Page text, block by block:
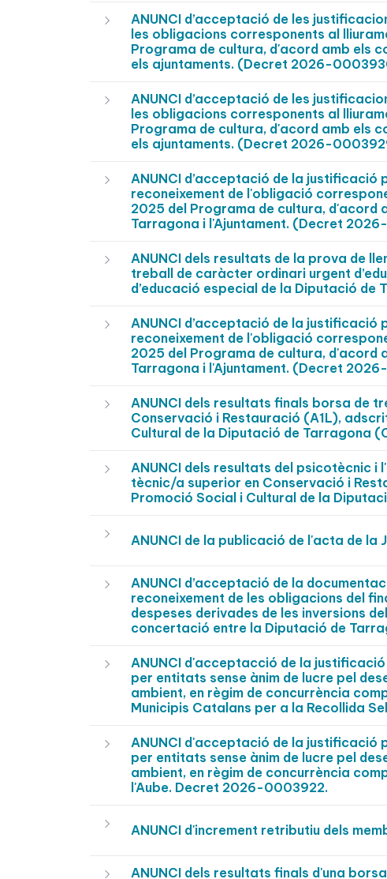
ANUNCI d’acceptació de les
les obligacions corresponents al
Programa de cultura, d'acord amb els
els ajuntaments. (Decret 2026-
ANUNCI d’acceptació de les
les obligacions corresponents al
Programa de cultura, d'acord amb els
els ajuntaments. (Decret 2026-
ANUNCI d’acceptació de la justificació
reconeixement de l'obligació
2025 del Programa de cultura, d'acord
Tarragona i l'Ajuntament. (Decret
ANUNCI dels resultats de la prova de
treball de caràcter ordinari urgent
d’educació especial de la Diputació de
ANUNCI d’acceptació de la justificació
reconeixement de l'obligació
2025 del Programa de cultura, d'acord
Tarragona i l'Ajuntament. (Decret
ANUNCI dels resultats finals borsa de
Conservació i Restauració (A1L),
Cultural de la Diputació de Tarragona
ANUNCI dels resultats del psicotècnic
tècnic/a superior en Conservació i
Promoció Social i Cultural de la
ANUNCI de la publicació de l'acta de
ANUNCI d’acceptació de la
reconeixement de les obligacions del
despeses derivades de les inversions
concertació entre la Diputació de
ANUNCI d'acceptacció de la
per entitats sense ànim de lucre pel
ambient, en règim de concurrència
Municipis Catalans per a la Recollida
ANUNCI d'acceptació de la justificació
per entitats sense ànim de lucre pel
ambient, en règim de concurrència
l'Aube. Decret 2026-0003922.
ANUNCI d'increment retributiu dels
ANUNCI dels resultats finals d'una